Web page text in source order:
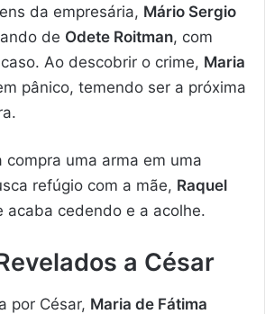
da empresária, Mário Sergio
de Odete Roitman, com
Ao descobrir o crime, Maria
pânico, temendo ser a próxima
compra uma arma em uma
refúgio com a mãe, Raquel
acaba cedendo e a acolhe.
a César
por César, Maria de Fátima